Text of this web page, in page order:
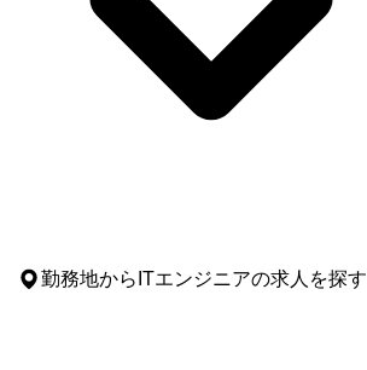
勤務地からITエンジニアの求人を探す